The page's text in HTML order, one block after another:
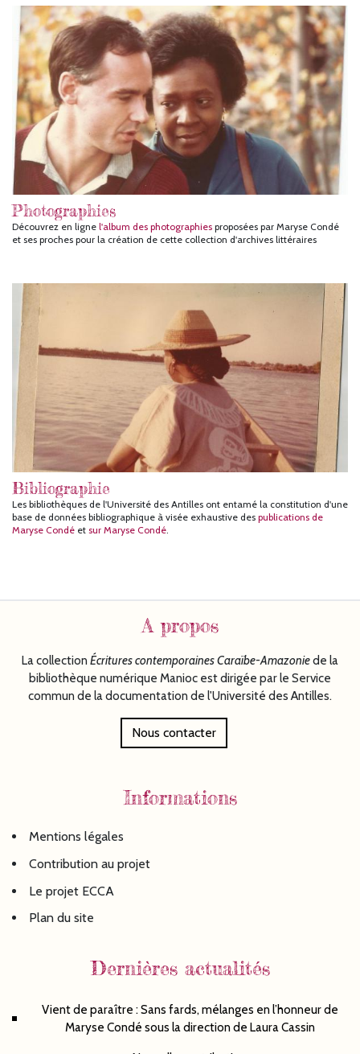
Photographies
Découvrez en ligne l'album des photographies proposées par Maryse Condé
et ses proches pour la création de cette collection d'archives littéraires
Bibliographie
Les bibliothèques de l'Université des Antilles ont entamé la constitution d'une
base de données bibliographique à visée exhaustive des publications de
Maryse Condé et sur Maryse Condé
A propos
La collection Écriturescontemporaines Caraïbe-Amazoniede la
bibliothèque numérique Manioc est dirigée par le Service
commun de la documentation de l'Université des Antilles.
Nous contacter
Informations
Mentions légales
Contribution au projet
Le projet ECCA
Plan du site
Dernières actualités
Vient de paraître : Sans fards, mélanges en l’honneur de
Maryse Condé sous la direction de Laura Cassin